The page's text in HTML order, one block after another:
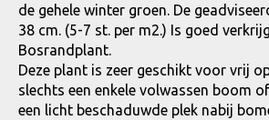
de gehele winter groen. De
38 cm. (5-7 st. per m2.) Is goed
Bosrandplant.
Deze plant is zeer geschikt voor vrij
slechts een enkele volwassen boom
een licht beschaduwde plek nabij